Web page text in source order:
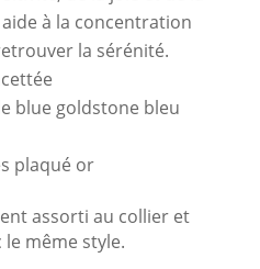
à la concentration
la sérénité.
blue goldstone bleu
plaqué or
assorti au collier et
même style.